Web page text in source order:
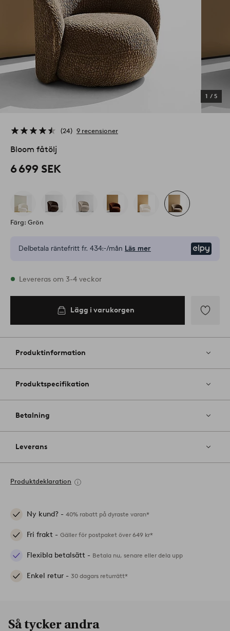
1 / 5
24 9 recensioner
Bloom fåtölj
6 699 SEK
Färg: Grön
Delbetala räntefritt fr. 434:-/mån Läs mer
I lager
Levereras om 3-4 veckor
Lägg i varukorgen
till
favoriter
Produktinformation
Produktspecifikation
Betalning
Leverans
Produktdeklaration
Ny kund? - 40% rabatt på dyraste varan*
Fri frakt - Gäller för postpaket över 649 kr*
Flexibla betalsätt - Betala nu, senare eller dela upp
Enkel retur - 30 dagars returrätt*
Så tycker andra